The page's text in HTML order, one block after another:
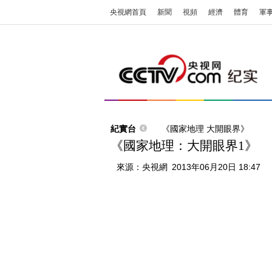
央視網首頁 新聞 視頻 經濟 體育 軍
紀實台 《國家地理 大開眼界》
《國家地理：大開眼界1》
來源： 央視網 2013年06月20日 18:47